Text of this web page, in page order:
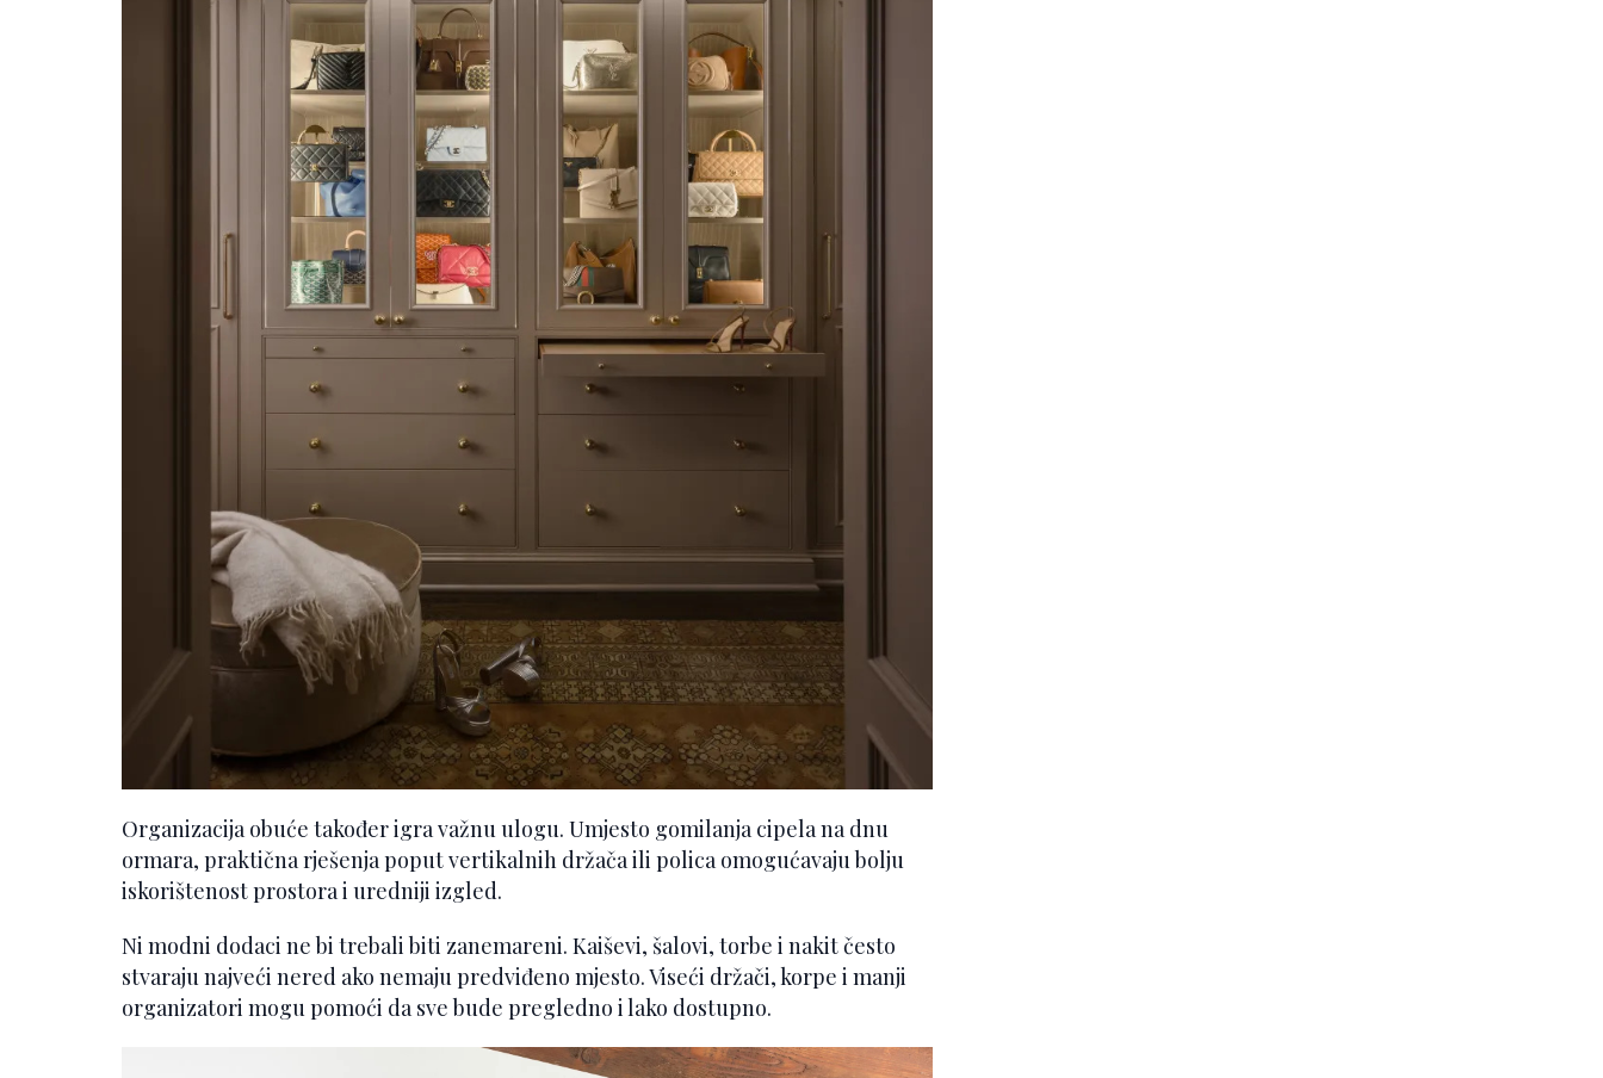
Organizacija obuće također igra važnu ulogu. Umjesto gomilanja cipela na dnu
ormara, praktična rješenja poput vertikalnih držača ili polica omogućavaju bolju
iskorištenost prostora i uredniji izgled.
Ni modni dodaci ne bi trebali biti zanemareni. Kaiševi, šalovi, torbe i nakit često
stvaraju najveći nered ako nemaju predviđeno mjesto. Viseći držači, korpe i manji
organizatori mogu pomoći da sve bude pregledno i lako dostupno.